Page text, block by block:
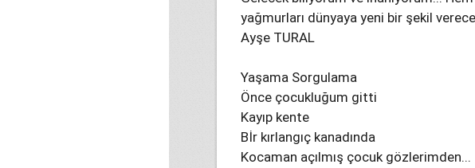
yağmurları dünyaya yeni bir şekil
Ayşe TURAL
Yaşama Sorgulama
Önce çocukluğum gitti
Kayıp kente
Bİr kırlangıç kanadında
Kocaman açılmış çocuk gözlerimden...